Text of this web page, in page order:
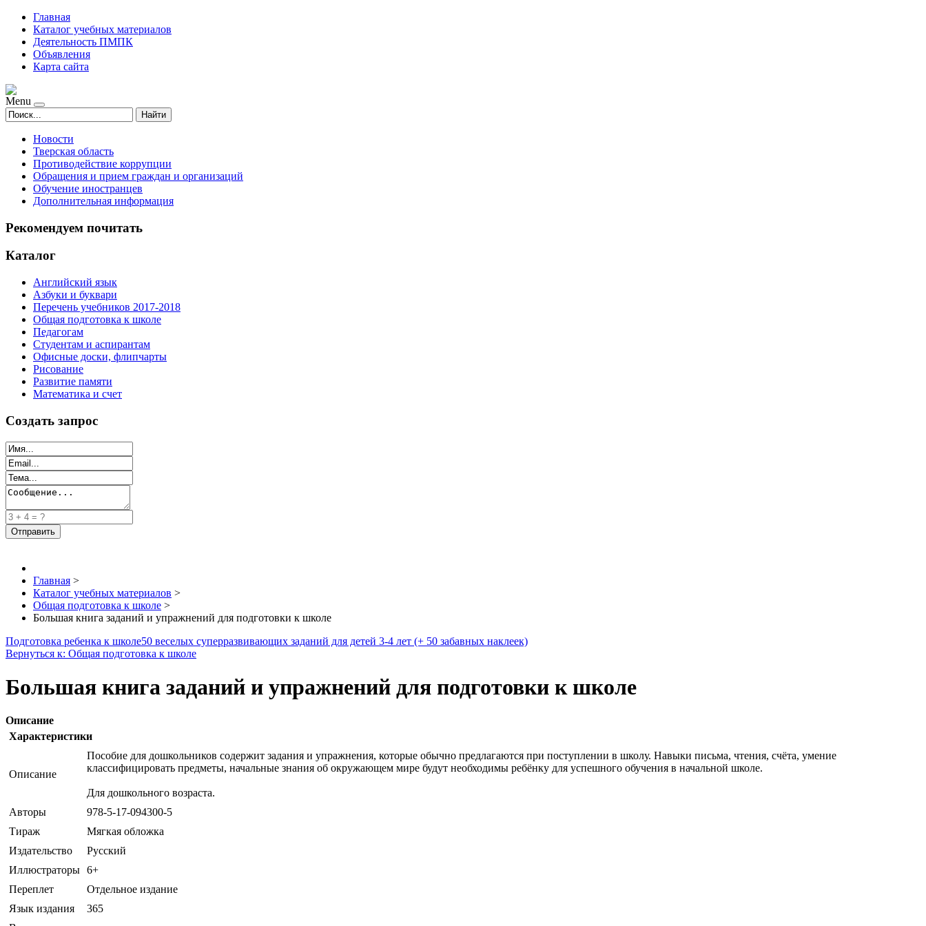
Главная
Каталог учебных материалов
Деятельность ПМПК
Объявления
Карта сайта
Menu
Найти
Новости
Тверская область
Противодействие коррупции
Обращения и прием граждан и организаций
Обучение иностранцев
Дополнительная информация
Рекомендуем почитать
Каталог
Английский язык
Азбуки и буквари
Перечень учебников 2017-2018
Общая подготовка к школе
Педагогам
Студентам и аспирантам
Офисные доски, флипчарты
Рисование
Развитие памяти
Математика и счет
Создать запрос
Главная >
Каталог учебных материалов >
Общая подготовка к школе >
Большая книга заданий и упражнений для подготовки к школе
Подготовка ребенка к школе50 веселых суперразвивающих заданий для детей 3-4 лет (+ 50 забавных наклеек)
Вернуться к: Общая подготовка к школе
Большая книга заданий и упражнений для подготовки к школе
Описание
Характеристики
Описание
Пособие для дошкольников содержит задания и упражнения, которые обычно предлагаются при поступлении в школу. Навыки письма, чтения, счёта, умение
классифицировать предметы, начальные знания об окружающем мире будут необходимы ребёнку для успешного обучения в начальной школе.
Для дошкольного возраста.
Авторы
978-5-17-094300-5
Тираж
Мягкая обложка
Издательство
Русский
Иллюстраторы 6+
Переплет
Отдельное издание
Язык издания
365